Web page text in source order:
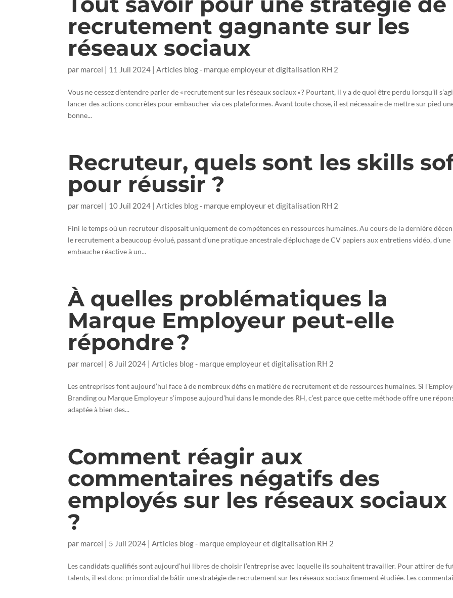
recrutement gagnante sur les
réseaux sociaux
par marcel | 11 Juil 2024 |Articles blog - marque employeur et digitalisation RH 2
Vous ne cessez d’entendre parler de « recrutement sur les réseaux sociaux » ? Pourtant, il y a de quoi être perdu lorsqu’il
lancer des actions concrètes pour embaucher via ces plateformes. Avant toute chose, il est nécessaire de mettre sur pied
bonne...
Recruteur, quels sont les skills
pour réussir ?
par marcel | 10 Juil 2024 |Articles blog - marque employeur et digitalisation RH 2
Fini le temps où un recruteur disposait uniquement de compétences en ressources humaines. Au cours de la dernière
le recrutement a beaucoup évolué, passant d’une pratique ancestrale d’épluchage de CV papiers aux entretiens vidéo, d’une
embauche réactive à un...
À quelles problématiques la
Marque Employeur peut-elle
répondre ?
par marcel |8 Juil 2024 |Articles blog - marque employeur et digitalisation RH 2
Les entreprises font aujourd’hui face à de nombreux défis en matière de recrutement et de ressources humaines. Si
Branding ou Marque Employeur s’impose aujourd’hui dans le monde des RH, c’est parce que cette méthode offre une
adaptée à bien des...
Comment réagir aux
commentaires négatifs des
employés sur les réseaux sociaux
?
par marcel | 5 Juil 2024 |Articles blog - marque employeur et digitalisation RH 2
Les candidats qualifiés sont aujourd’hui libres de choisir l’entreprise avec laquelle ils souhaitent travailler. Pour attirer de
talents, il est donc primordial de bâtir une stratégie de recrutement sur les réseaux sociaux finement étudiée. Les